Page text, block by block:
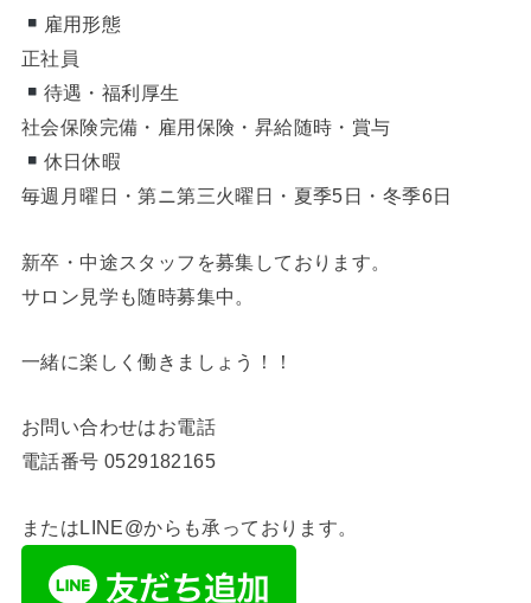
雇用形態
正社員
待遇・福利厚生
社会保険完備・雇用保険・昇給随時・賞与
休日休暇
毎週月曜日・第ニ第三火曜日・夏季5日・冬季6日
新卒・中途スタッフを募集しております。
サロン見学も随時募集中。
一緒に楽しく働きましょう！！
お問い合わせはお電話
電話番号 0529182165
またはLINE@からも承っております。